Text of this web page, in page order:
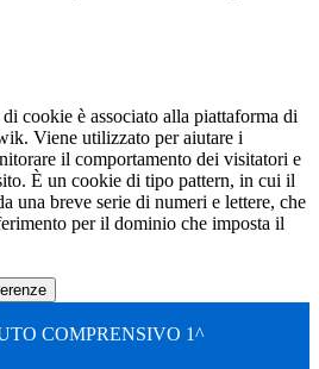
cookie è associato alla piattaforma di
Viene utilizzato per aiutare i
il comportamento dei visitatori e
È un cookie di tipo pattern, in cui il
una breve serie di numeri e lettere, che
per il dominio che imposta il
COMPRENSIVO 1^